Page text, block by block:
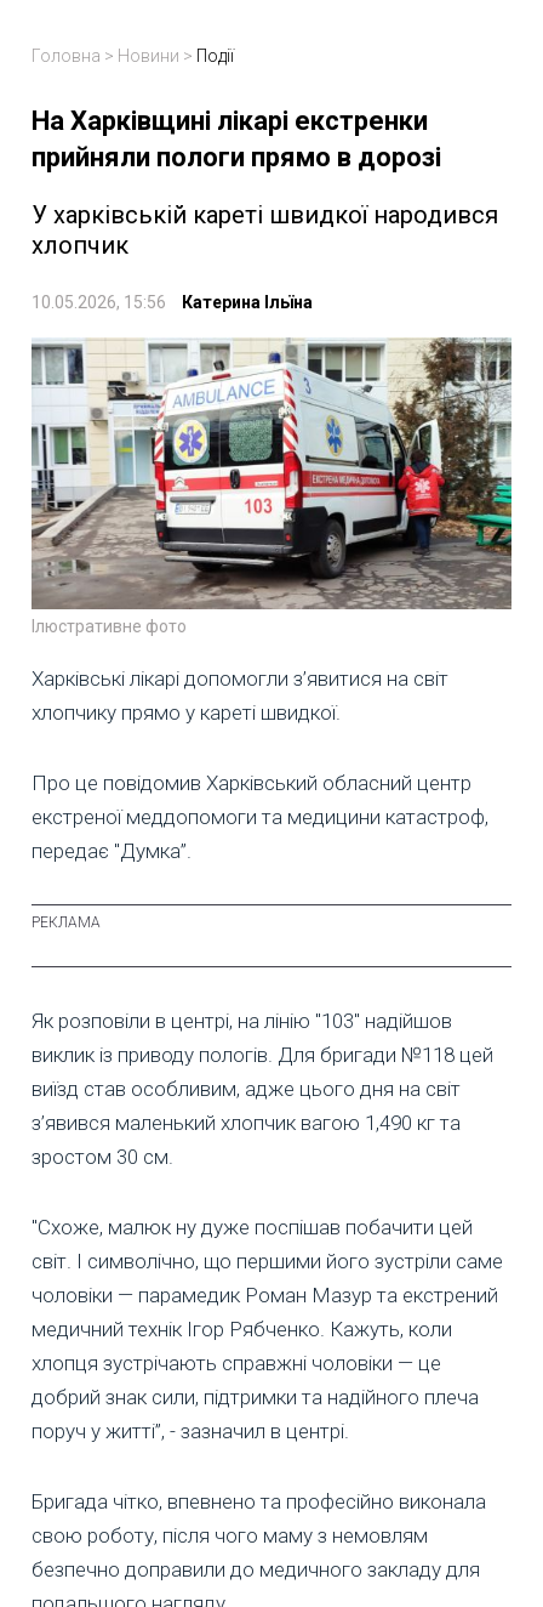
Головна > Новини > Події
На Харківщині лікарі екстренки
прийняли пологи прямо в дорозі
У харківській кареті швидкої народився
хлопчик
10.05.2026, 15:56 Катерина Ільїна
Ілюстративне фото
Харківські лікарі допомогли з’явитися на світ
хлопчику прямо у кареті швидкої.
Про це повідомив Харківський обласний центр
екстреної меддопомоги та медицини катастроф,
передає "Думка”.
Як розповіли в центрі, на лінію "103" надійшов
виклик із приводу пологів. Для бригади №118 цей
виїзд став особливим, адже цього дня на світ
з’явився маленький хлопчик вагою 1,490 кг та
зростом 30 см.
"Схоже, малюк ну дуже поспішав побачити цей
світ. І символічно, що першими його зустріли саме
чоловіки — парамедик Роман Мазур та екстрений
медичний технік Ігор Рябченко. Кажуть, коли
хлопця зустрічають справжні чоловіки — це
добрий знак сили, підтримки та надійного плеча
поруч у житті”, - зазначил в центрі.
Бригада чітко, впевнено та професійно виконала
свою роботу, після чого маму з немовлям
безпечно доправили до медичного закладу для